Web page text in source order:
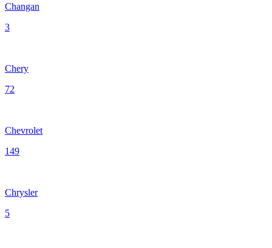
Changan
3
Chery
72
Chevrolet
149
Chrysler
5